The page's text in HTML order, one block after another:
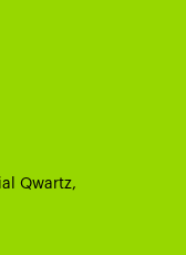
Qwartz,